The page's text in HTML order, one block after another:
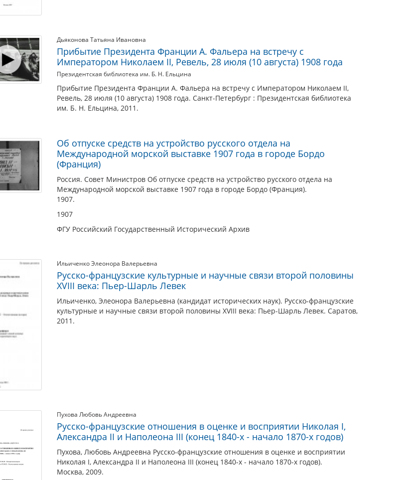
Дьяконова Татьяна Ивановна
Прибытие Президента Франции А. Фальера на встречу с
Императором Николаем II, Ревель, 28 июля (10 августа) 1908 года
Президентская библиотека им. Б. Н. Ельцина
Прибытие Президента Франции А. Фальера на встречу с Императором Николаем II,
Ревель, 28 июля (10 августа) 1908 года. Санкт-Петербург : Президентская библиотека
им. Б. Н. Ельцина, 2011.
Об отпуске средств на устройство русского отдела на
Международной морской выставке 1907 года в городе Бордо
(Франция)
Россия. Совет Министров Об отпуске средств на устройство русского отдела на
Международной морской выставке 1907 года в городе Бордо (Франция).
1907.
1907
ФГУ Российский Государственный Исторический Архив
Ильиченко Элеонора Валерьевна
Русско-французские культурные и научные связи второй половины
XVIII века: Пьер-Шарль Левек
Ильиченко, Элеонора Валерьевна (кандидат исторических наук). Русско-французские
культурные и научные связи второй половины XVIII века: Пьер-Шарль Левек. Саратов,
2011.
Пухова Любовь Андреевна
Русско-французские отношения в оценке и восприятии Николая I,
Александра II и Наполеона III (конец 1840-х - начало 1870-х годов)
Пухова, Любовь Андреевна Русско-французские отношения в оценке и восприятии
Николая I, Александра II и Наполеона III (конец 1840-х - начало 1870-х годов).
Москва, 2009.